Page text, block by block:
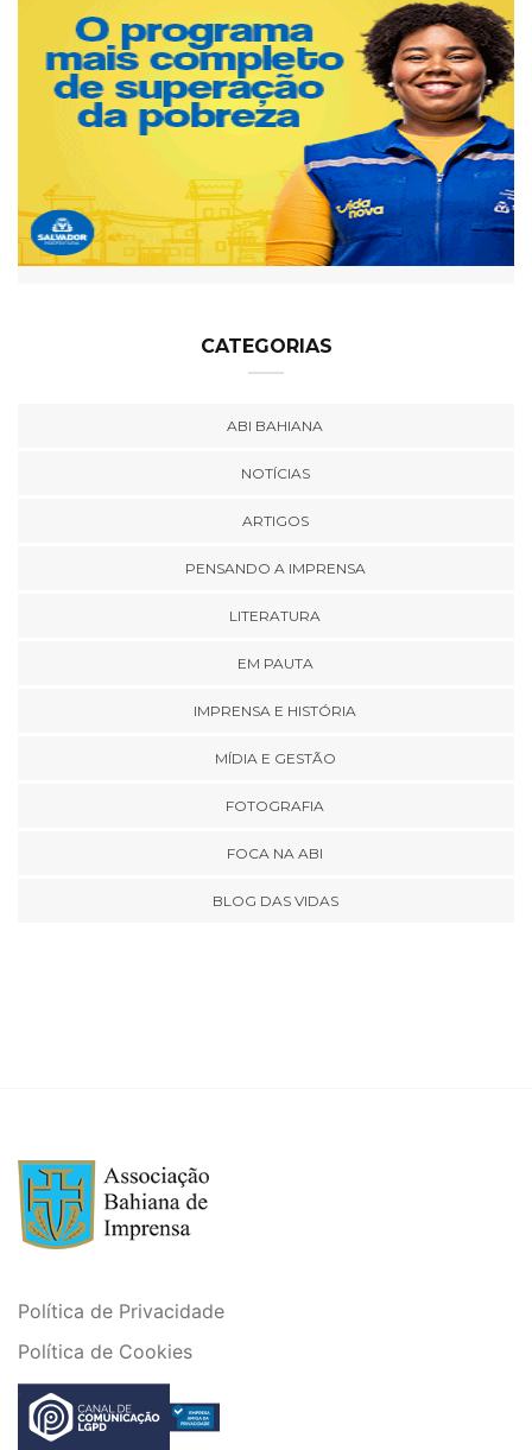
CATEGORIAS
ABI BAHIANA
NOTÍCIAS
ARTIGOS
PENSANDO A IMPRENSA
LITERATURA
EM PAUTA
IMPRENSA E HISTÓRIA
MÍDIA E GESTÃO
FOTOGRAFIA
FOCA NA ABI
BLOG DAS VIDAS
Política de Privacidade
Política de Cookies